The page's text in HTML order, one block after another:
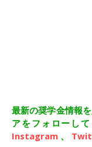
最新の奨学金情報
アをフォローして
Instagram 、